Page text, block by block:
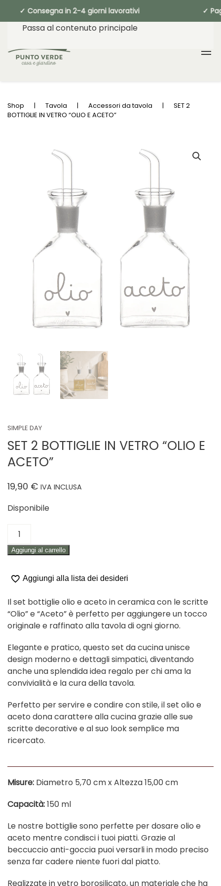
Consegna in 2-4 giorni lavorativi ✓
Passa al contenuto principale
Shop Tavola Accessori da tavola
SET 2
BOTTIGLIE IN VETRO “OLIO E ACETO”
SIMPLE DAY
SET 2 BOTTIGLIE IN VETRO “OLIO E
ACETO”
19,90 € IVA INCLUSA
Disponibile
SET
BOTTIGLIE
VETRO
E
ACETO"
quantità
Aggiungi al carrello
Aggiungi alla lista dei desideri
Il set bottiglie olio e aceto in ceramica con le scritte
“Olio” e “Aceto” è perfetto per aggiungere un tocco
originale e raffinato alla tavola di ogni giorno.
Elegante e pratico, questo set da cucina unisce
design moderno e dettagli simpatici, diventando
anche una splendida idea regalo per chi ama la
convivialità e la cura della tavola.
Perfetto per servire e condire con stile, il set olio e
aceto dona carattere alla cucina grazie alle sue
scritte decorative e al suo look semplice ma
ricercato.
Misure: Diametro 5,70 cm x Altezza 15,00 cm
Capacità:150 ml
Le nostre bottiglie sono perfette per dosare olio e
aceto mentre condisci i tuoi piatti. Grazie al
beccuccio anti-goccia puoi versarli in modo preciso
senza far cadere niente fuori dal piatto.
Realizzate in vetro borosilicato, un materiale che ha